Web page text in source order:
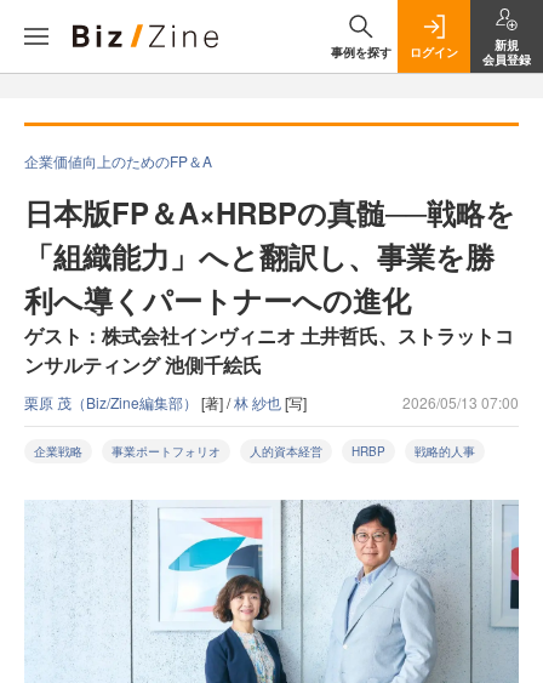
事例を探す ログイン
新規
会員登録
企業価値向上のためのFP＆A
日本版FP＆A×HRBPの真髄──戦略を
「組織能力」へと翻訳し、事業を勝
利へ導くパートナーへの進化
ゲスト：株式会社インヴィニオ 土井哲氏、ストラットコ
ンサルティング 池側千絵氏
栗原 茂（Biz/Zine編集部） [著] /林 紗也[写] 2026/05/13 07:00
企業戦略 事業ポートフォリオ 人的資本経営 HRBP 戦略的人事